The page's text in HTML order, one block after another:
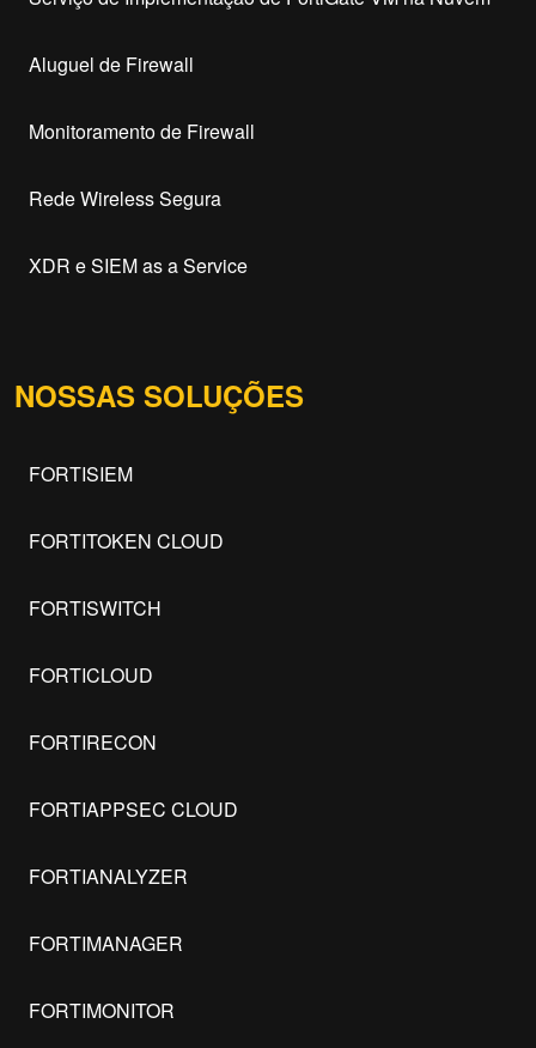
Aluguel de Firewall
Monitoramento de Firewall
Rede Wireless Segura
XDR e SIEM as a Service
NOSSAS SOLUÇÕES
FORTISIEM
FORTITOKEN CLOUD
FORTISWITCH
FORTICLOUD
FORTIRECON
FORTIAPPSEC CLOUD
FORTIANALYZER
FORTIMANAGER
FORTIMONITOR